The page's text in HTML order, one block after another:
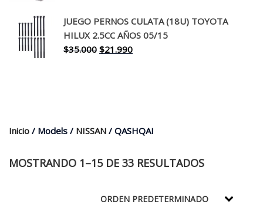
original
era:
$30.000.
actual
es:
$17.990.
JUEGO PERNOS CULATA (18U) TOYOTA
HILUX 2.5CC AÑOS 05/15
$35.000 El
$21.990El
Inicio / Models / NISSAN / QASHQAI
MOSTRANDO 1–15 DE 33 RESULTADOS